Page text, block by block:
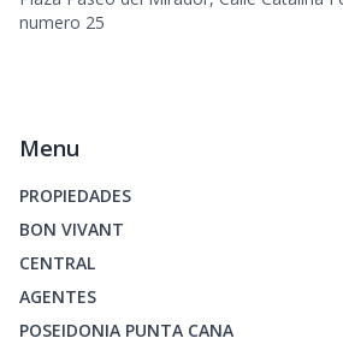
numero 25
Menu
PROPIEDADES
BON VIVANT
CENTRAL
AGENTES
POSEIDONIA PUNTA CANA